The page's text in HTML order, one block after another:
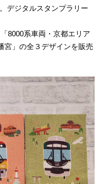
デジタルスタンプラリー
8000系車両・京都エリア
宮」の全３デザインを販売